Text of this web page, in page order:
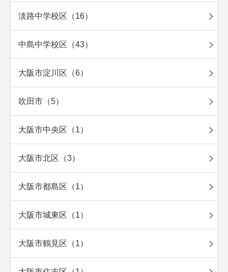
淡路中学校区（16）
中島中学校区（43）
大阪市淀川区（6）
吹田市（5）
大阪市中央区（1）
大阪市北区（3）
大阪市都島区（1）
大阪市城東区（1）
大阪市鶴見区（1）